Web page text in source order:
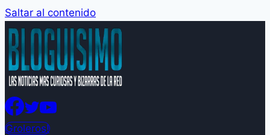
Saltar al contenido
Groleros!